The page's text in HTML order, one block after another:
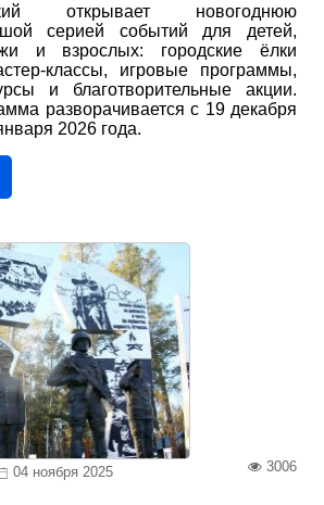
открывает новогоднюю
серией событий для детей,
и взрослых: городские ёлки
классы, игровые программы,
и благотворительные акции.
разворачивается с 19 декабря
2026 года.
04 ноября 2025 3006